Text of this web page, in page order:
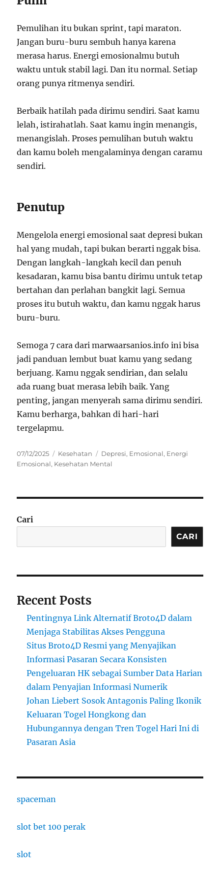
Pemulihan itu bukan sprint, tapi maraton.
Jangan buru-buru sembuh hanya karena
merasa harus. Energi emosionalmu butuh
waktu untuk stabil lagi. Dan itu normal. Setiap
orang punya ritmenya sendiri.
Berbaik hatilah pada dirimu sendiri. Saat kamu
lelah, istirahatlah. Saat kamu ingin menangis,
menangislah. Proses pemulihan butuh waktu
dan kamu boleh mengalaminya dengan caramu
sendiri.
Penutup
Mengelola energi emosional saat depresi bukan
hal yang mudah, tapi bukan berarti nggak bisa.
Dengan langkah-langkah kecil dan penuh
kesadaran, kamu bisa bantu dirimu untuk tetap
bertahan dan perlahan bangkit lagi. Semua
proses itu butuh waktu, dan kamu nggak harus
buru-buru.
Semoga 7 cara dari marwaarsanios.info ini bisa
jadi panduan lembut buat kamu yang sedang
berjuang. Kamu nggak sendirian, dan selalu
ada ruang buat merasa lebih baik. Yang
penting, jangan menyerah sama dirimu sendiri.
Kamu berharga, bahkan di hari-hari
tergelapmu.
Posted
on
07/12/2025 Categories
Kesehatan Tags
Depresi, Emosional, Energi
Emosional, Kesehatan Mental
Cari
CARI
Recent Posts
Pentingnya Link Alternatif Broto4D dalam
Menjaga Stabilitas Akses Pengguna
Situs Broto4D Resmi yang Menyajikan
Informasi Pasaran Secara Konsisten
Pengeluaran HK sebagai Sumber Data Harian
dalam Penyajian Informasi Numerik
Johan Liebert Sosok Antagonis Paling Ikonik
Keluaran Togel Hongkong dan
Hubungannya dengan Tren Togel Hari Ini di
Pasaran Asia
spaceman
slot bet 100 perak
slot